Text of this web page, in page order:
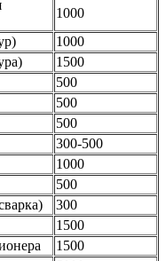
1000
1000
1500
500
500
500
300-500
1000
500
300
1500
1500